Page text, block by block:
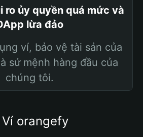
ro ủy quyền quá mức và
lừa đảo
ví, bảo vệ tài sản của
sứ mệnh hàng đầu của
chúng tôi.
orangefy